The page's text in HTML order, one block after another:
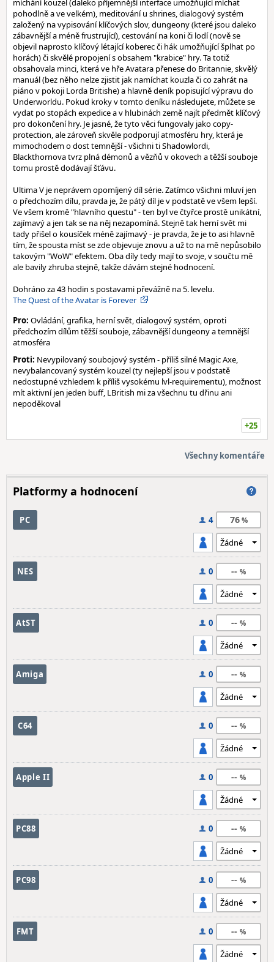
míchání kouzel (daleko příjemnější interface umožňující míchat
pohodlně a ve velkém), meditování u shrines, dialogový systém
založený na vypisování klíčových slov, dungeony (které jsou daleko
zábavnější a méně frustrující), cestování na koni či lodí (nově se
objevil naprosto klíčový létající koberec či hák umožňující šplhat po
horách) či skvělé propojení s obsahem "krabice" hry. Ta totiž
obsahovala minci, která ve hře Avatara přenese do Britannie, skvělý
manuál (bez něho nelze zjistit jak namíchat kouzla či co zahrát na
piáno v pokoji Lorda Britishe) a hlavně deník popisující výpravu do
Underworldu. Pokud kroky v tomto deníku následujete, můžete se
vydat po stopách expedice a v hlubinách země najít předmět klíčový
pro dokončení hry. Je jasné, že tyto věci fungovaly jako copy-
protection, ale zároveň skvěle podporují atmosféru hry, která je
mimochodem o dost temnější - všichni ti Shadowlordi,
Blackthornova tvrz plná démonů a vězňů v okovech a těžší souboje
tomu prostě dodávají šťávu.
Ultima V je neprávem opomíjený díl série. Zatímco všichni mluví jen
o předchozím dílu, pravda je, že pátý díl je v podstatě ve všem lepší.
Ve všem kromě "hlavního questu" - ten byl ve čtyřce prostě unikátní,
zajímavý a jen tak se na něj nezapomíná. Stejně tak herní svět mi
tady přišel o kousíček méně zajímavý - je pravda, že je to asi hlavně
tím, že spousta míst se zde objevuje znovu a už to na mě nepůsobilo
takovým "WoW" efektem. Oba díly tedy mají to svoje, v součtu mě
ale bavily zhruba stejně, takže dávám stejné hodnocení.
Dohráno za 43 hodin s postavami převážně na 5. levelu.
The Quest of the Avatar is Forever
Pro: Ovládání, grafika, herní svět, dialogový systém, oproti
předchozím dílům těžší souboje, zábavnější dungeony a temnější
atmosféra
Proti: Nevypilovaný soubojový systém - příliš silné Magic Axe,
nevybalancovaný systém kouzel (ty nejlepší jsou v podstatě
nedostupné vzhledem k příliš vysokému lvl-requirementu), možnost
mít aktivní jen jeden buff, LBritish mi za všechnu tu dřinu ani
nepoděkoval
+25
Všechny komentáře
Platformy a hodnocení
PC 4 76
NES 0 --
AtST 0 --
Amiga 0 --
C64 0 --
Apple II 0 --
PC88 0 --
PC98 0 --
FMT 0 --